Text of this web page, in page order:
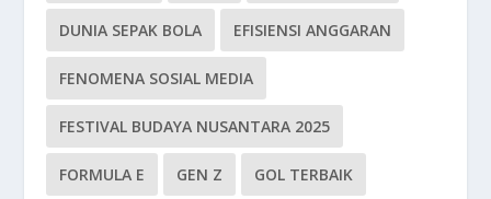
DUNIA SEPAK BOLA EFISIENSI ANGGARAN
FENOMENA SOSIAL MEDIA
FESTIVAL BUDAYA NUSANTARA 2025
FORMULA E GEN Z GOL TERBAIK